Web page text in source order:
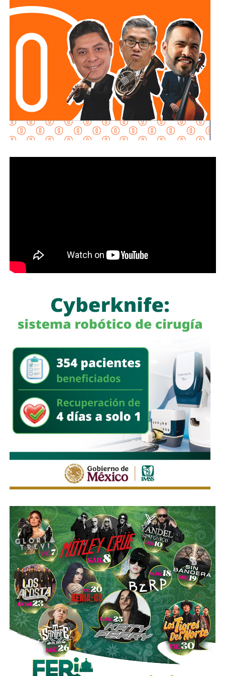
inversión permitirá reducir riesgos para el personal
operativo, atender con mayor rapidez situaciones de
emergencia y garantizar más seguridad y tranquilidad a las
familias potosinas.
Defensa Nacional mediante la aplicación del Plan DN-III-E,